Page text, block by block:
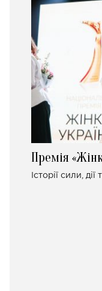
Премія
Історії сили,